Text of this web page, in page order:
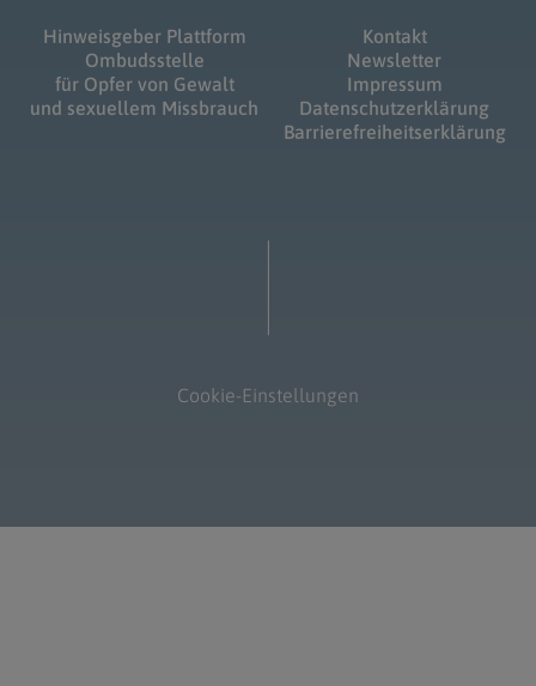
Hinweisgeber Plattform
Ombudsstelle
für Opfer von Gewalt
und sexuellem Missbrauch
Kontakt
Newsletter
Impressum
Datenschutzerklärung
Barrierefreiheitserklärung
Cookie-Einstellungen